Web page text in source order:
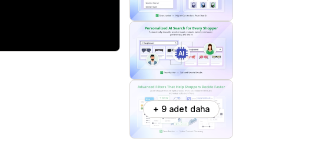
+ 9 adet daha